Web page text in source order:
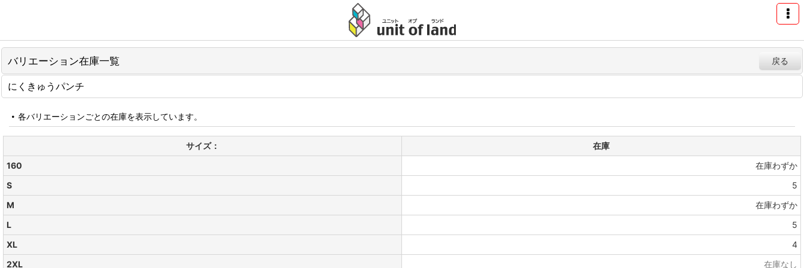
バリエーション在庫一覧 戻る
にくきゅうパンチ
各バリエーションごとの在庫を表示しています。
サイズ：
在庫
160
在庫わずか
S
5
M
在庫わずか
L
5
XL
4
2XL
在庫なし